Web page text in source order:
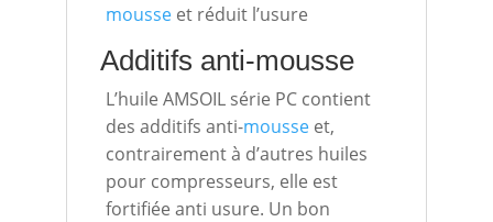
mousseet réduit l’usure
Additifs anti-mousse
L’huile AMSOIL série PC contient
des additifs anti-mousseet,
contrairement à d’autres huiles
pour compresseurs, elle est
fortifiée anti usure. Un bon